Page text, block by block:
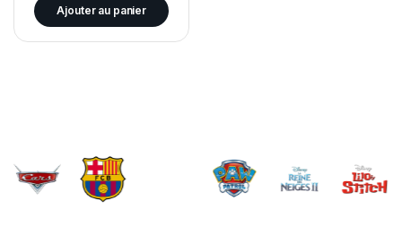
Ajouter au panier
Brands Carousel